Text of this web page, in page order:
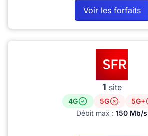
Voir les forfaits
1 site
4G 5G
5G+
Débit max : 150 Mb/s